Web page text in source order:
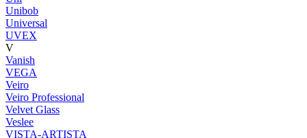
Unibob
Universal
UVEX
V
Vanish
VEGA
Veiro
Veiro Professional
Velvet Glass
Veslee
VISTA-ARTISTA